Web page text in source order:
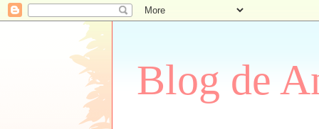
Blog de